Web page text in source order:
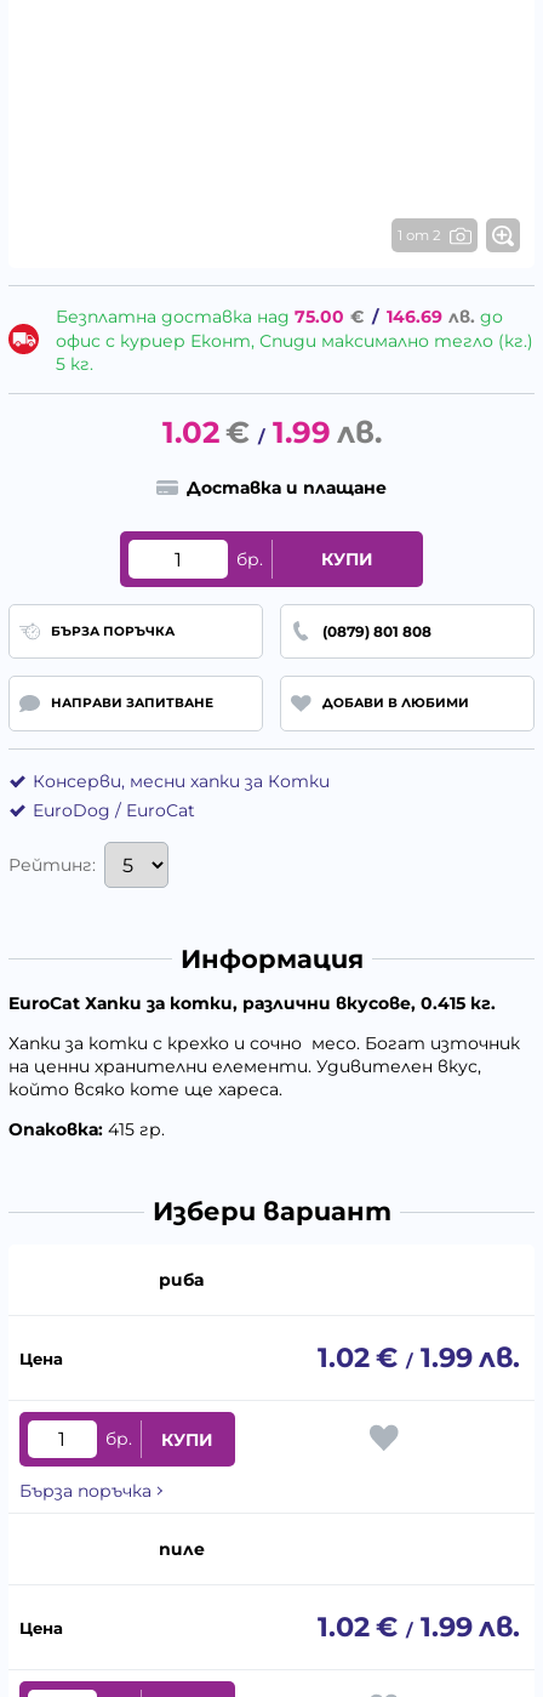
1 от 2
Безплатна доставка над 75.00 € / 146.69 лв. до
офис с куриер Еконт, Спиди максимално тегло (кг.)
5 кг.
1.02€ / 1.99 лв.
Доставка и плащане
бр. КУПИ
БЪРЗА ПОРЪЧКА (0879) 801 808
НАПРАВИ ЗАПИТВАНЕ ДОБАВИ В ЛЮБИМИ
Консерви, месни хапки за Котки
EuroDog / EuroCat
Рейтинг:
Информация
EuroCat Хапки за котки, различни вкусове, 0.415 кг.
Хапки за котки с крехко и сочно месо. Богат източник
на ценни хранителни елементи. Удивителен вкус,
който всяко коте ще хареса.
Опаковка: 415 гр.
Избери вариант
риба
1.02€ / 1.99лв.
бр. КУПИ
Бърза поръчка
пиле
1.02€ / 1.99лв.